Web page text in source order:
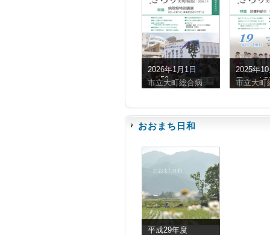
2026年1月1日
vol.59
市立大町総合病
2025年
日
市立大町
おおまち日和
平成29年度